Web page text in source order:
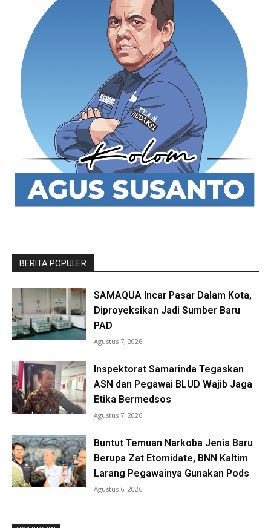
BERITA POPULER
SAMAQUA Incar Pasar Dalam Kota,
Diproyeksikan Jadi Sumber Baru
PAD
Agustus 7, 2026
Inspektorat Samarinda Tegaskan
ASN dan Pegawai BLUD Wajib Jaga
Etika Bermedsos
Agustus 7, 2026
Buntut Temuan Narkoba Jenis Baru
Berupa Zat Etomidate, BNN Kaltim
Larang Pegawainya Gunakan Pods
Agustus 6, 2026